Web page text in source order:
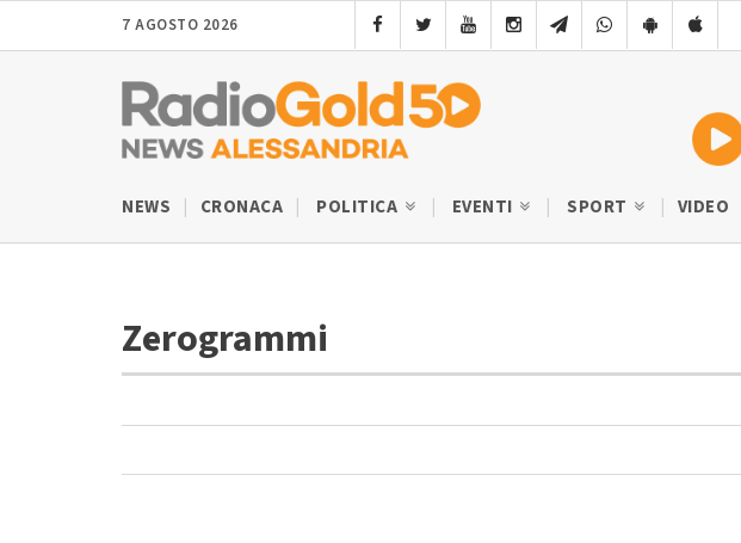
7 AGOSTO 2026
NEWS CRONACA POLITICA EVENTI SPORT VIDEO
Zerogrammi